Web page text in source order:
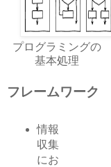
プログラミングの
基本処理
フレームワーク
情報
収集
にお